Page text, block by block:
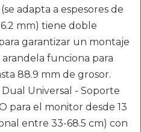
adapta a espesores de
mm) tiene doble
garantizar un montaje
funciona para
88.9 mm de grosor.
Universal - Soporte
para el monitor desde 13
entre 33-68.5 cm) con